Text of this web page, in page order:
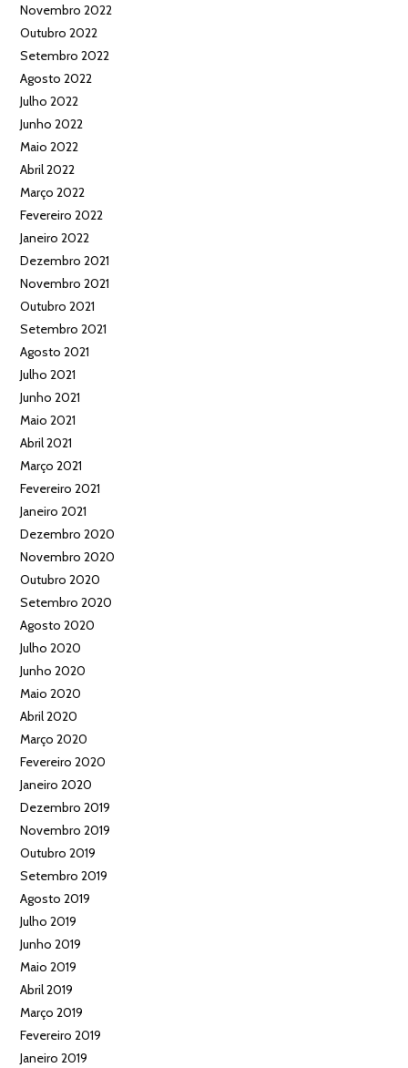
Novembro 2022
Outubro 2022
Setembro 2022
Agosto 2022
Julho 2022
Junho 2022
Maio 2022
Abril 2022
Março 2022
Fevereiro 2022
Janeiro 2022
Dezembro 2021
Novembro 2021
Outubro 2021
Setembro 2021
Agosto 2021
Julho 2021
Junho 2021
Maio 2021
Abril 2021
Março 2021
Fevereiro 2021
Janeiro 2021
Dezembro 2020
Novembro 2020
Outubro 2020
Setembro 2020
Agosto 2020
Julho 2020
Junho 2020
Maio 2020
Abril 2020
Março 2020
Fevereiro 2020
Janeiro 2020
Dezembro 2019
Novembro 2019
Outubro 2019
Setembro 2019
Agosto 2019
Julho 2019
Junho 2019
Maio 2019
Abril 2019
Março 2019
Fevereiro 2019
Janeiro 2019